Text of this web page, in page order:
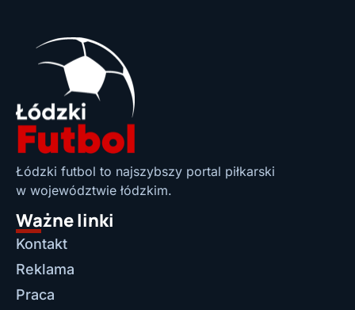
Łódzki futbol to najszybszy portal piłkarski
w województwie łódzkim.
Ważne linki
Kontakt
Reklama
Praca